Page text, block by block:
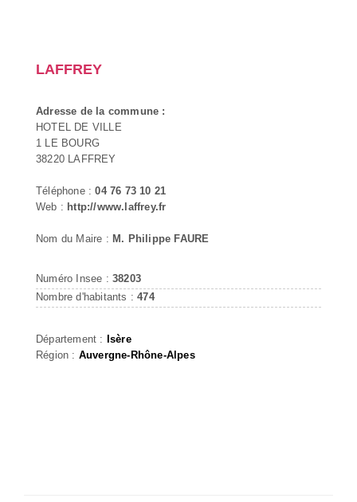
LAFFREY
Adresse de la commune :
HOTEL DE VILLE
1 LE BOURG
38220 LAFFREY
Téléphone :04 76 73 10 21
Web : http://www.laffrey.fr
Nom du Maire : M. Philippe FAURE
Numéro Insee : 38203
Nombre d'habitants :474
Département : Isère
Région : Auvergne-Rhône-Alpes